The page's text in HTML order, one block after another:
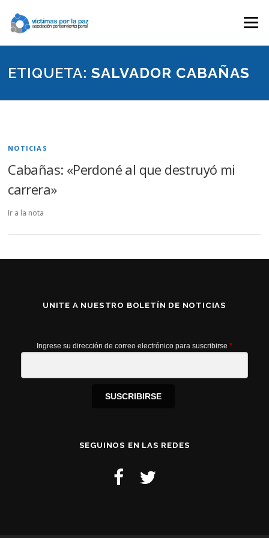
contenido
Menú
ETIQUETA:SALVADOR CABAÑAS
NOTICIAS
Cabañas: «Perdoné al que destruyó mi
carrera»
Ir a la nota
UNITE A NUESTRO BOLETÍN DE NOTICIAS
Ingrese su dirección de correo electrónico para suscribirse *
SUSCRIBIRSE
SEGUINOS EN LAS REDES